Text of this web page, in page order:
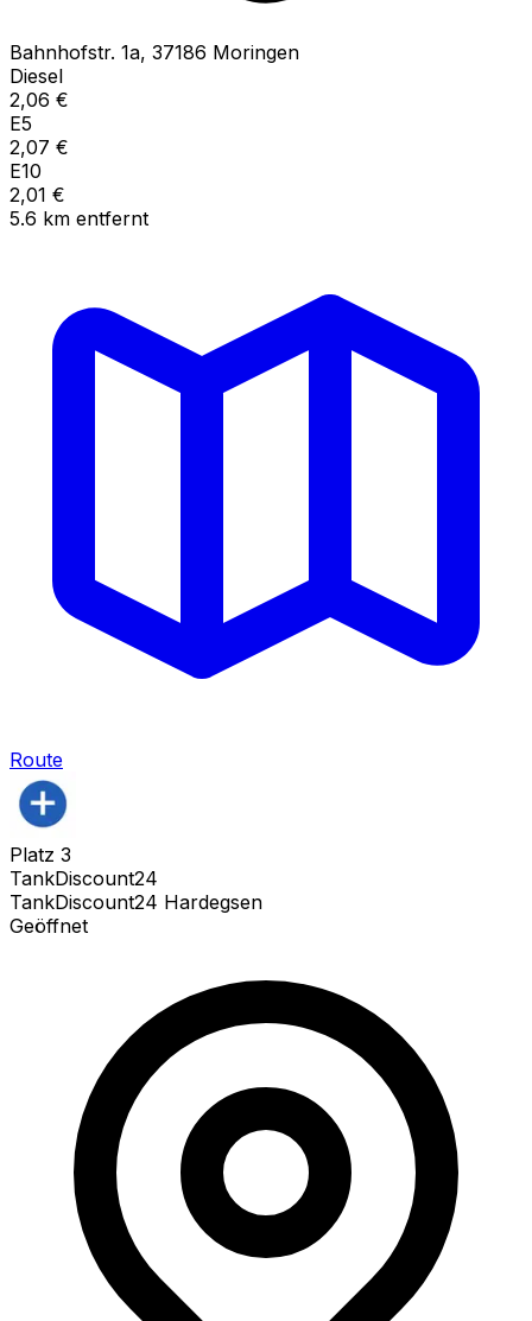
Bahnhofstr. 1a, 37186 Moringen
Diesel
2,06 €
E5
2,07 €
E10
2,01 €
5.6 km entfernt
Route
Platz 3
TankDiscount24
TankDiscount24 Hardegsen
Geöffnet